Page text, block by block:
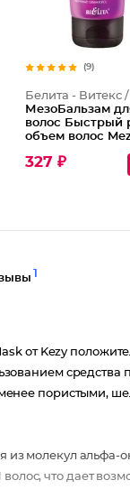
(9)
Белита - Витекс /
МезоБальзам
волос Быстрый
объем волос
327 ₽
1
от Kezy
пористыми,
молекул альфа-
что дает